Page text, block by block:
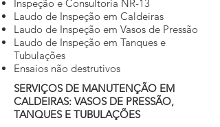
Inspeção e Consultoria NR-13
Laudo de Inspeção em Caldeiras
Laudo de Inspeção em Vasos de Pressão
Laudo de Inspeção em Tanques e
Tubulações
Ensaios não destrutivos
SERVIÇOS DE MANUTENÇÃO EM
CALDEIRAS: VASOS DE PRESSÃO,
TANQUES E TUBULAÇÕES